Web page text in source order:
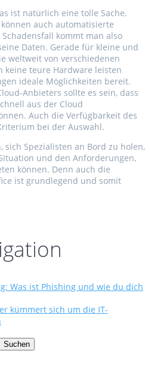
ist natürlich eine tolle Sache.
auch automatisierte
kommt man also
Daten. Gerade für kleine und
weltweit von verschiedenen
keine teure Hardware leisten
ideale Möglichkeiten bereit.
Anbieters sollte es sein, dass
aus der Cloud
Auch die Verfügbarkeit des
bei der Auswahl.
sich Spezialisten an Bord zu holen,
und den Anforderungen,
können. Denn auch die
ist grundlegend und somit
Was ist Phishing und wie du dich
kümmert sich um die IT-
Suchen